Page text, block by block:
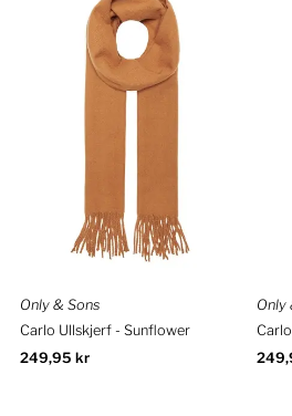
Only & Sons
Carlo Ullskjerf - Sunflower
Ordinær
249,95 kr
Only